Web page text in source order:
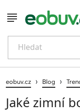
Hledat
eobuv.cz › Blog ›
Jaké zimní